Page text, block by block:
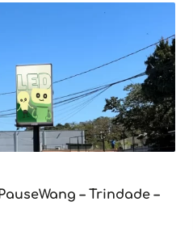
– Trindade –